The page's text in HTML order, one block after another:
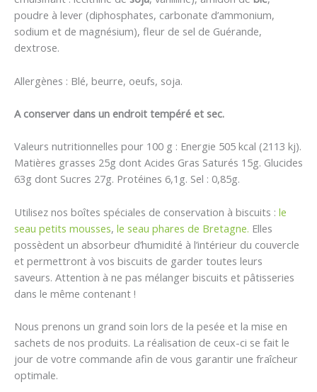
poudre à lever (diphosphates, carbonate d’ammonium,
sodium et de magnésium), fleur de sel de Guérande,
dextrose.
Allergènes : Blé, beurre, oeufs, soja.
A conserver dans un endroit tempéré et sec.
Valeurs nutritionnelles pour 100 g : Energie 505 kcal (2113 kj).
Matières grasses 25g dont Acides Gras Saturés 15g. Glucides
63g dont Sucres 27g. Protéines 6,1g. Sel : 0,85g.
Utilisez nos boîtes spéciales de conservation à biscuits : le
seau petits mousses, le seau phares de Bretagne. Elles
possèdent un absorbeur d’humidité à l’intérieur du couvercle
et permettront à vos biscuits de garder toutes leurs
saveurs. Attention à ne pas mélanger biscuits et pâtisseries
dans le même contenant !
Nous prenons un grand soin lors de la pesée et la mise en
sachets de nos produits. La réalisation de ceux-ci se fait le
jour de votre commande afin de vous garantir une fraîcheur
optimale.